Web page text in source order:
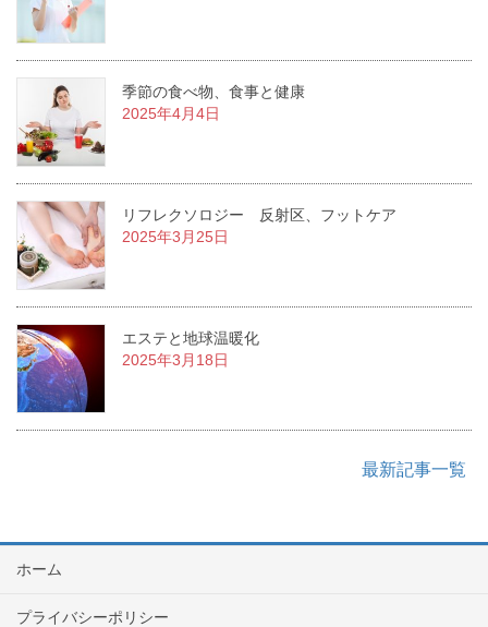
季節の食べ物、食事と健康
2025年4月4日
リフレクソロジー 反射区、フットケア
2025年3月25日
エステと地球温暖化
2025年3月18日
最新記事一覧
ホーム
プライバシーポリシー